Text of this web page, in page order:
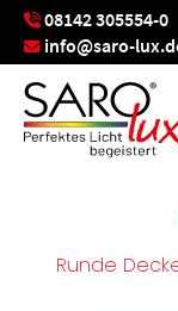
08142 305554-0
info@saro-
Runde